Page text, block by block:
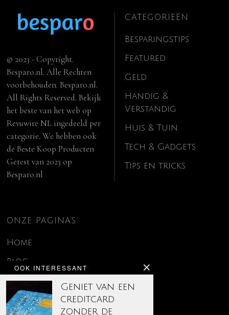
OOK INTERESSANT
Geniet van een
creditcard
zonder de
© 2023 - Copyright.
Besparo.nl. Alle Rechten
voorbehouden. Besparo.nl.
All Rights Reserved. Bekijk
het beste van het web op
Revuwire NL ingedeeld per
categorie. We hebben ook
deBeste Koop Producten
Getest van 2023 op
Besparo.nl
CATEGORIEËN
Besparingstips
Featured
Geld
Handig &
Verstandig
Huis & Tuin
Tech & Gadgets
Tips en tricks
ONZE PAGINA’S
Home
Blog
Contact
Disclaimer